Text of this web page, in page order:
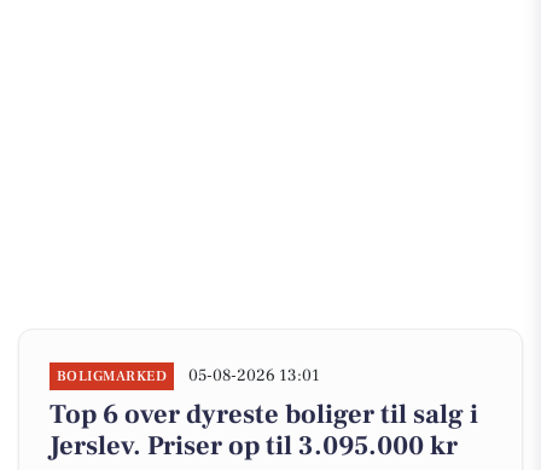
BOLIGMARKED 05-08-2026 13:01
Top 6 over dyreste boliger til salg i
Jerslev. Priser op til 3.095.000 kr